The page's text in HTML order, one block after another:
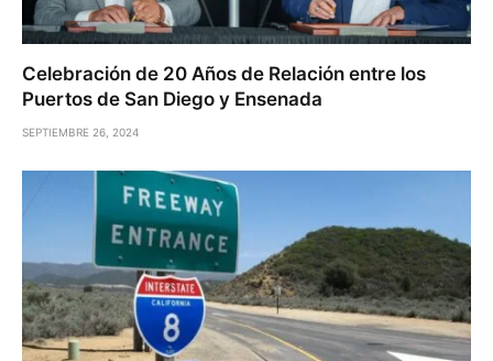
Celebración de 20 Años de Relación entre los
Puertos de San Diego y Ensenada
SEPTIEMBRE 26, 2024